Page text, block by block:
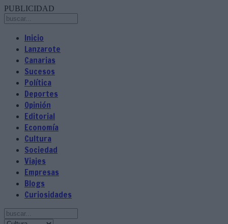
PUBLICIDAD
Inicio
Lanzarote
Canarias
Sucesos
Política
Deportes
Opinión
Editorial
Economía
Cultura
Sociedad
Viajes
Empresas
Blogs
Curiosidades